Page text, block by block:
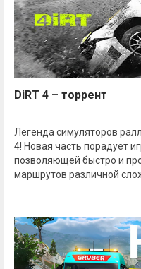
DiRT 4 – торрент
Легенда симуляторов
4! Новая часть порадует
позволяющей быстро и
маршрутов различной